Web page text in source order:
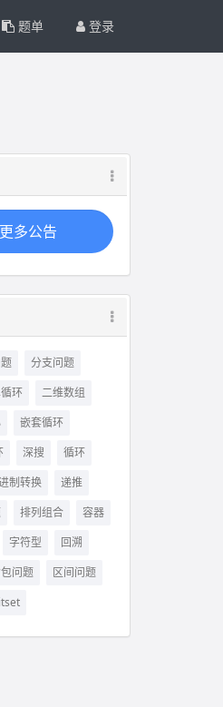
题单 登录
多公告
分支问题
环
二维数组
嵌套循环
深搜
循环
制转换
递推
排列组合
容器
字符型
回溯
问题
区间问题